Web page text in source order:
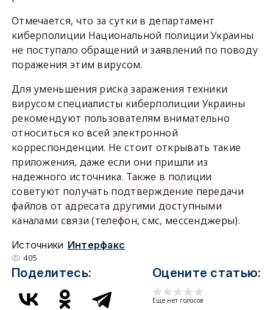
Отмечается, что за сутки в департамент
киберполиции Национальной полиции Украины
не поступало обращений и заявлений по поводу
поражения этим вирусом.
Для уменьшения риска заражения техники
вирусом специалисты киберполиции Украины
рекомендуют пользователям внимательно
относиться ко всей электронной
корреспонденции. Не стоит открывать такие
приложения, даже если они пришли из
надежного источника. Также в полиции
советуют получать подтверждение передачи
файлов от адресата другими доступными
каналами связи (телефон, смс, мессенджеры).
Источники Интерфакс
405
Поделитесь: Оцените статью:
Еще нет голосов